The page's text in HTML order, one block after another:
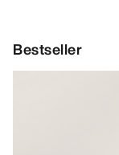
Bestseller